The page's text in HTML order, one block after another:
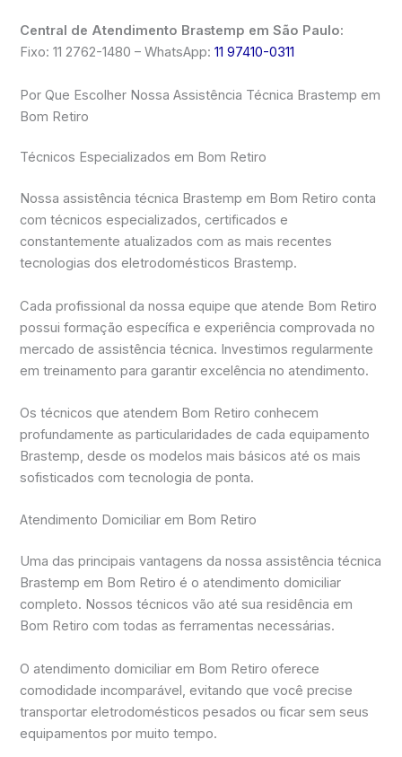
Central de Atendimento Brastemp em São Paulo:
Fixo: 11 2762-1480 – WhatsApp:11 97410-0311
Por Que Escolher Nossa Assistência Técnica Brastemp em
Bom Retiro
Técnicos Especializados em Bom Retiro
Nossa assistência técnica Brastemp em Bom Retiro conta
com técnicos especializados, certificados e
constantemente atualizados com as mais recentes
tecnologias dos eletrodomésticos Brastemp.
Cada profissional da nossa equipe que atende Bom Retiro
possui formação específica e experiência comprovada no
mercado de assistência técnica. Investimos regularmente
em treinamento para garantir excelência no atendimento.
Os técnicos que atendem Bom Retiro conhecem
profundamente as particularidades de cada equipamento
Brastemp, desde os modelos mais básicos até os mais
sofisticados com tecnologia de ponta.
Atendimento Domiciliar em Bom Retiro
Uma das principais vantagens da nossa assistência técnica
Brastemp em Bom Retiro é o atendimento domiciliar
completo. Nossos técnicos vão até sua residência em
Bom Retiro com todas as ferramentas necessárias.
O atendimento domiciliar em Bom Retiro oferece
comodidade incomparável, evitando que você precise
transportar eletrodomésticos pesados ou ficar sem seus
equipamentos por muito tempo.